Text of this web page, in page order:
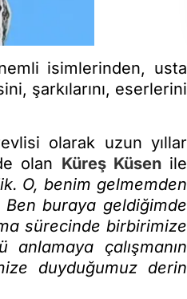
isimlerinden, usta
şarkılarını, eserlerini
olarak uzun yıllar
olan Küreş Küsenile
O, benim gelmemden
Ben buraya geldiğimde
sürecinde birbirimize
çalışmanın
duyduğumuz derin